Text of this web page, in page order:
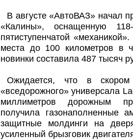
В августе «АвтоВАЗ» начал
«Калины», оснащенную
пятиступенчатой
места до 100 километров в
новинки составила 487 тысяч
Ожидается, что в
«вседорожного» универсала
миллиметров дорожным
получила газонаполненные
защитные молдинги на
усиленный брызговик